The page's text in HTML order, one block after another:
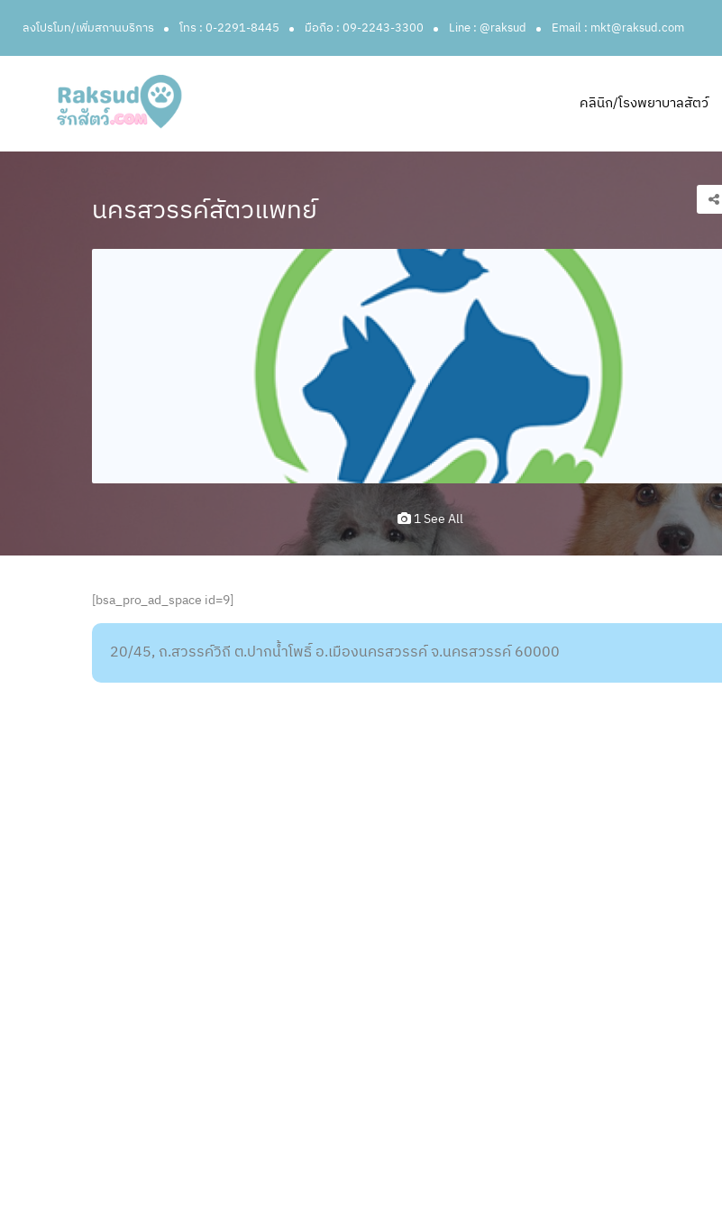
ลงโปรโมท/เพิ่มสถานบริการ โทร : 0-2291-8445 มือถือ : 09-2243-3300 Line : @raksud Email : mkt@raksud.com
คลินิก/โรงพยาบาลสัตว์
นครสวรรค์สัตวแพทย์
1 See All
[bsa_pro_ad_space id=9]
20/45, ถ.สวรรค์วิถี ต.ปากน้ำโพธิ์ อ.เมืองนครสวรรค์ จ.นครสวรรค์ 60000